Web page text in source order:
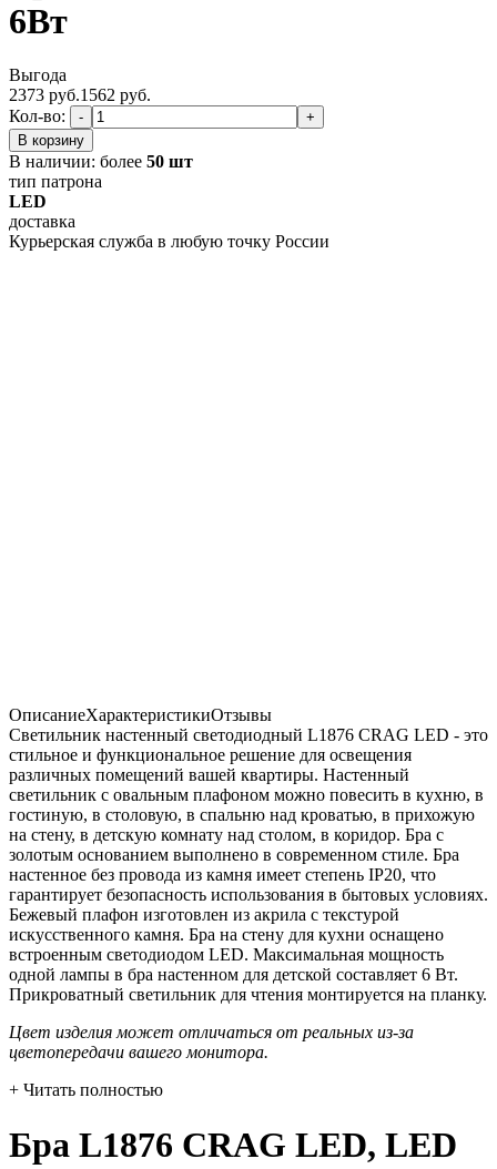
6Вт
Выгода
2373 руб.1562 руб.
Кол-во:
-
+
В корзину
В наличии: более 50 шт
тип патрона
LED
доставка
Курьерская служба в любую точку России
ОписаниеХарактеристикиОтзывы
Светильник настенный светодиодный L1876 CRAG LED - это
стильное и функциональное решение для освещения
различных помещений вашей квартиры. Настенный
светильник с овальным плафоном можно повесить в кухню, в
гостиную, в столовую, в спальню над кроватью, в прихожую
на стену, в детскую комнату над столом, в коридор. Бра с
золотым основанием выполнено в современном стиле. Бра
настенное без провода из камня имеет степень IP20, что
гарантирует безопасность использования в бытовых условиях.
Бежевый плафон изготовлен из акрила с текстурой
искусственного камня. Бра на стену для кухни оснащено
встроенным светодиодом LED. Максимальная мощность
одной лампы в бра настенном для детской составляет 6 Вт.
Прикроватный светильник для чтения монтируется на планку.
Цвет изделия может отличаться от реальных из-за
цветопередачи вашего монитора.
+ Читать полностью
Бра L1876 CRAG LED, LED